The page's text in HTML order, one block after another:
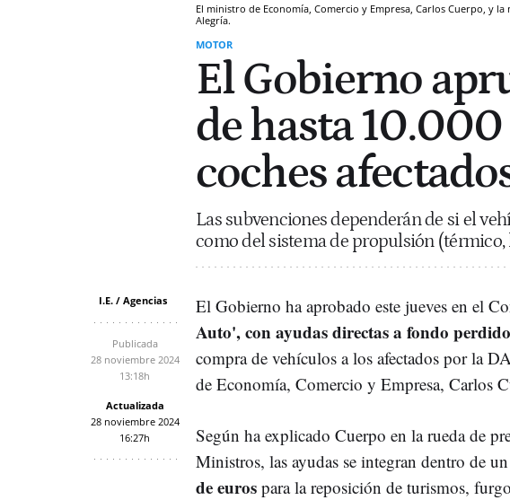
El ministro de Economía, Comercio y Empresa, Carlos Cuerpo, y
Alegría.
MOTOR
El Gobierno
de hasta
coches
Las subvenciones dependerán de si el
como del sistema de propulsión
I.E. / Agencias
Publicada
28 noviembre 2024
13:18h
Actualizada
28 noviembre 2024
16:27h
El Gobierno ha aprobado este jueves en el
Auto', con ayudas directas a fondo
compra de vehículos a los afectados por la
de Economía, Comercio y Empresa, Carlos
Según ha explicado Cuerpo en la rueda de
Ministros, las ayudas se integran dentro de un
de euros para la reposición de turismos,